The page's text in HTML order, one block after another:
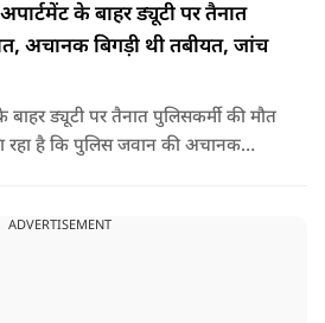
के बाहर ड्यूटी पर तैनात
अचानक बिगड़ी थी तबीयत, जांच
ड्यूटी पर तैनात पुलिसकर्मी की मौत
है कि पुलिस जवान की अचानक
ADVERTISEMENT